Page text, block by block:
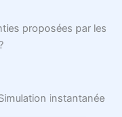
proposées par les
instantanée